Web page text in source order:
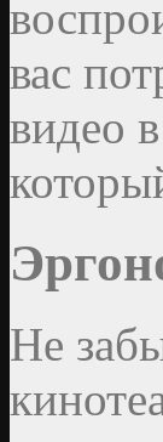
вас
видео
Не